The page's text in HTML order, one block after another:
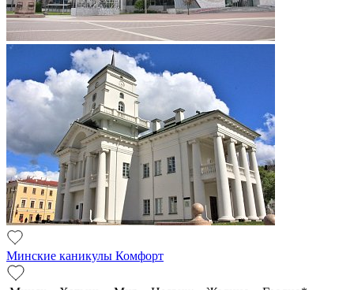
Минские каникулы Комфорт